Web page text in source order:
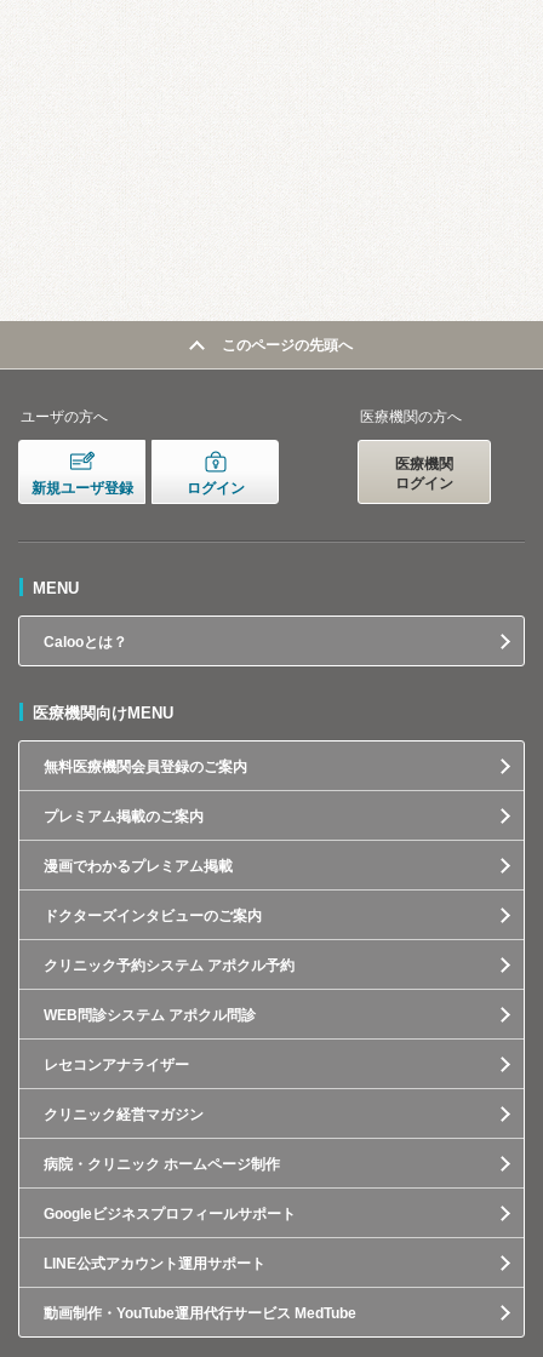
このページの先頭へ
ユーザの方へ
新規ユーザ登録 ログイン
医療機関の方へ
医療機関
ログイン
MENU
Calooとは？
医療機関向けMENU
無料医療機関会員登録のご案内
プレミアム掲載のご案内
漫画でわかるプレミアム掲載
ドクターズインタビューのご案内
クリニック予約システム アポクル予約
WEB問診システム アポクル問診
レセコンアナライザー
クリニック経営マガジン
病院・クリニック ホームページ制作
Googleビジネスプロフィールサポート
LINE公式アカウント運用サポート
動画制作・YouTube運用代行サービス MedTube